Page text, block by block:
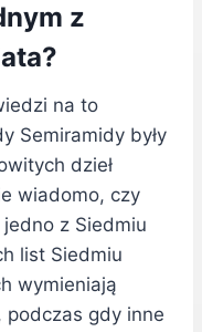
z
na to
Semiramidy były
dzieł
wiadomo, czy
z Siedmiu
list Siedmiu
wymieniają
podczas gdy inne